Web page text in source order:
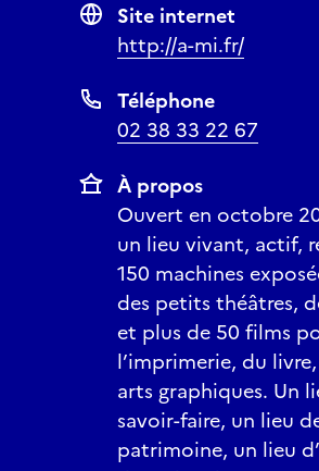
Site internet
http://a-mi.fr/
Téléphone
02 38 33 22 67
À propos
Ouvert en octobre
un lieu vivant, actif,
150 machines
des petits théâtres,
et plus de 50 films
l’imprimerie, du
arts graphiques. Un
savoir-faire, un lieu
patrimoine, un lieu